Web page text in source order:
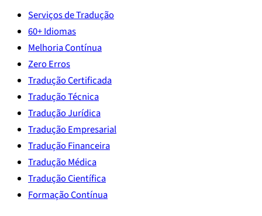
Serviços de Tradução
60+ Idiomas
Melhoria Contínua
Zero Erros
Tradução Certificada
Tradução Técnica
Tradução Jurídica
Tradução Empresarial
Tradução Financeira
Tradução Médica
Tradução Científica
Formação Contínua